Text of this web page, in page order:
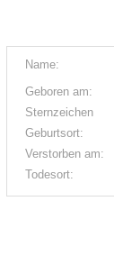
Name:
Geboren am:
Sternzeichen
Geburtsort:
Verstorben am:
Todesort: